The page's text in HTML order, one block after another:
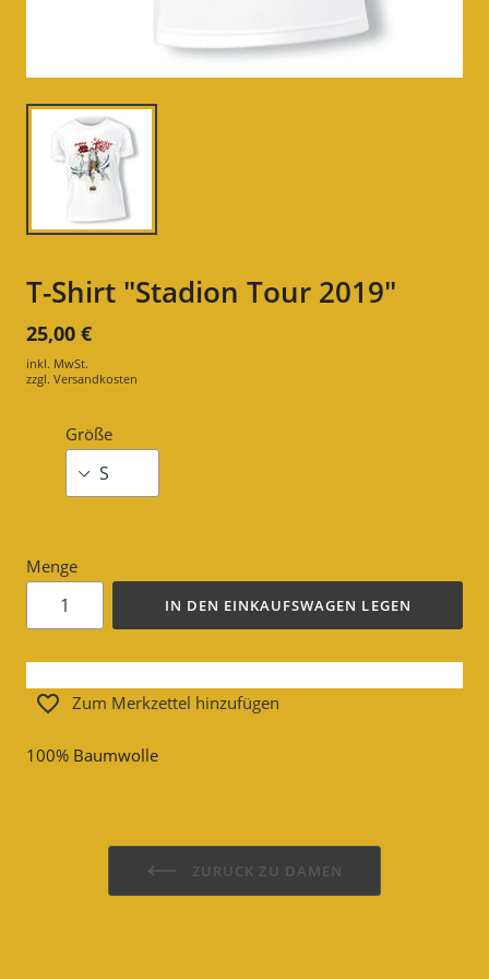
T-Shirt "Stadion Tour 2019"
25,00 €
inkl. MwSt.
zzgl. Versandkosten
Größe
Menge
IN DEN EINKAUFSWAGEN LEGEN
Zum Merkzettel hinzufügen
100% Baumwolle
ZURÜCK ZU DAMEN